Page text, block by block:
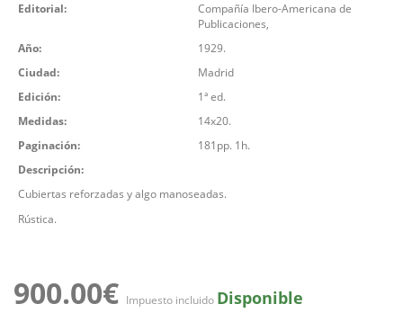
Editorial:
Compañía Ibero-Americana de
Publicaciones,
Año:
1929.
Ciudad:
Madrid
Edición:
1ª ed.
Medidas:
14x20.
Paginación:
181pp. 1h.
Descripción:
Cubiertas reforzadas y algo manoseadas.
Rústica.
900.00€ Impuesto incluido Disponible